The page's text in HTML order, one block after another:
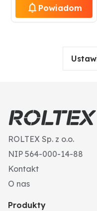
Powiadom
ROLTEX Sp. z o.o.
NIP 564-000-14-88
Kontakt
O nas
Produkty